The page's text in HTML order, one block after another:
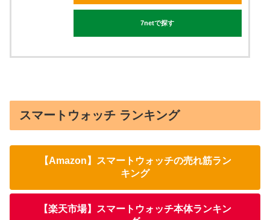
7netで探す
スマートウォッチ ランキング
【Amazon】スマートウォッチの売れ筋ラン
キング
【楽天市場】スマートウォッチ本体ランキン